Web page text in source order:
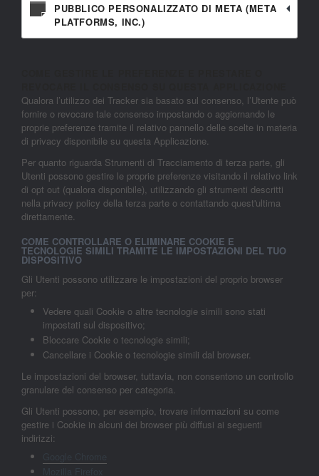
PUBBLICO PERSONALIZZATO DI META (META
PLATFORMS, INC.)
Qualora l’utilizzo dei Tracker sia basato sul consenso, l’Utente può
fornire o revocare tale consenso impostando o aggiornando le
proprie preferenze tramite il relativo pannello delle scelte in materia
di privacy disponibile su questa Applicazione.
Per quanto riguarda Strumenti di Tracciamento di terza parte, gli
Utenti possono gestire le proprie preferenze visitando il relativo link
di opt out (qualora disponibile), utilizzando gli strumenti descritti
nella privacy policy della terza parte o contattando quest'ultima
direttamente.
COME CONTROLLARE O ELIMINARE COOKIE E
TECNOLOGIE SIMILI TRAMITE LE IMPOSTAZIONI DEL TUO
DISPOSITIVO
Gli Utenti possono utilizzare le impostazioni del proprio browser
per:
Vedere quali Cookie o altre tecnologie simili sono stati
impostati sul dispositivo;
Bloccare Cookie o tecnologie simili;
Cancellare i Cookie o tecnologie simili dal browser.
Le impostazioni del browser, tuttavia, non consentono un controllo
granulare del consenso per categoria.
Gli Utenti possono, per esempio, trovare informazioni su come
gestire i Cookie in alcuni dei browser più diffusi ai seguenti
indirizzi: